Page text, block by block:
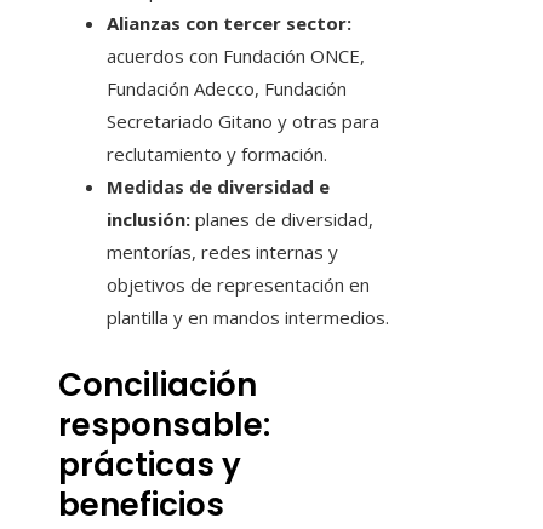
Alianzas con tercer sector:
acuerdos con Fundación ONCE,
Fundación Adecco, Fundación
Secretariado Gitano y otras para
reclutamiento y formación.
Medidas de diversidad e
inclusión: planes de diversidad,
mentorías, redes internas y
objetivos de representación en
plantilla y en mandos intermedios.
Conciliación
responsable:
prácticas y
beneficios